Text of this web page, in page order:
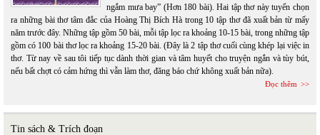
ngắm mưa bay” (Hơn 180 bài). Hai tập thơ này tuyển chọn
ra những bài thơ tâm đắc của Hoàng Thị Bích Hà trong 10 tập thơ đã xuất bản từ mấy
năm trước đây. Những tập gồm 50 bài, mỗi tập lọc ra khoảng 10-15 bài, trong những tập
gồm có 100 bài thơ lọc ra khoảng 15-20 bài. (Đây là 2 tập thơ cuối cùng khép lại việc in
thơ. Từ nay về sau tôi tiếp tục dành thời gian và tâm huyết cho truyện ngắn và tùy bút,
nếu bất chợt có cảm hứng thì vẫn làm thơ, đăng báo chứ không xuất bản nữa).
Đọc thêm
Tin sách & Trích đoạn